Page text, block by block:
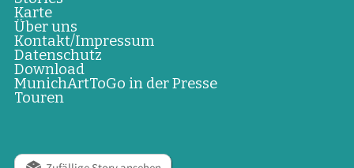
Karte
Über uns
Kontakt/Impressum
Datenschutz
Download
MunichArtToGo in der Presse
Touren